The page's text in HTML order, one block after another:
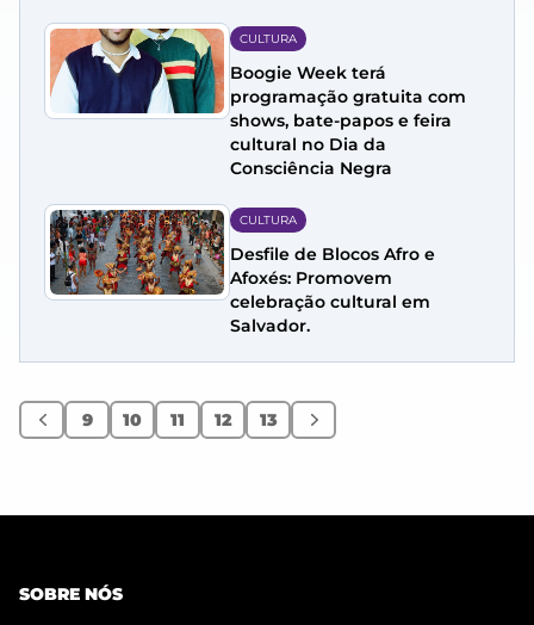
CULTURA
Boogie Week terá
programação gratuita com
shows, bate-papos e feira
cultural no Dia da
Consciência Negra
CULTURA
Desfile de Blocos Afro e
Afoxés: Promovem
celebração cultural em
Salvador.
Anterior
9 10 11 12 13 Próximo
SOBRE NÓS